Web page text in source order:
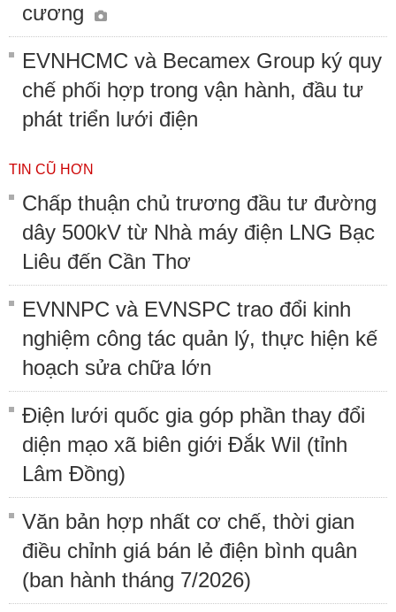
cương
EVNHCMC và Becamex Group ký quy
chế phối hợp trong vận hành, đầu tư
phát triển lưới điện
TIN CŨ HƠN
Chấp thuận chủ trương đầu tư đường
dây 500kV từ Nhà máy điện LNG Bạc
Liêu đến Cần Thơ
EVNNPC và EVNSPC trao đổi kinh
nghiệm công tác quản lý, thực hiện kế
hoạch sửa chữa lớn
Điện lưới quốc gia góp phần thay đổi
diện mạo xã biên giới Đắk Wil (tỉnh
Lâm Đồng)
Văn bản hợp nhất cơ chế, thời gian
điều chỉnh giá bán lẻ điện bình quân
(ban hành tháng 7/2026)